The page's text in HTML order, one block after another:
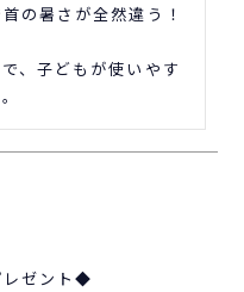
の暑さが全然違う！
、子どもが使いやす
ゼント◆